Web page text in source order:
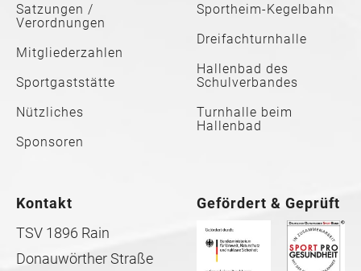
Satzungen /
Verordnungen
Mitgliederzahlen
Sportgaststätte
Nützliches
Sponsoren
Sportheim-Kegelbahn
Dreifachturnhalle
Hallenbad des
Schulverbandes
Turnhalle beim
Hallenbad
Kontakt
TSV 1896 Rain
Donauwörther Straße
Gefördert & Geprüft